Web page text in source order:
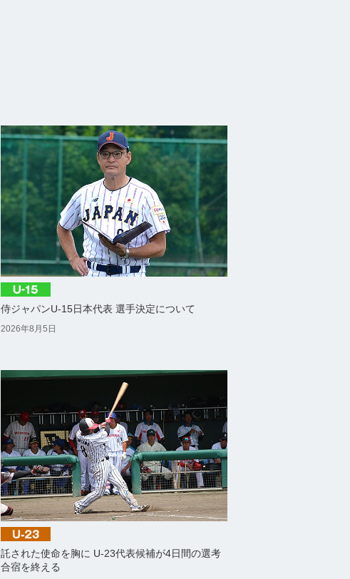
侍ジャパンU-15日本代表 選手決定について
2026年8月5日
託された使命を胸に U-23代表候補が4日間の選考
合宿を終える